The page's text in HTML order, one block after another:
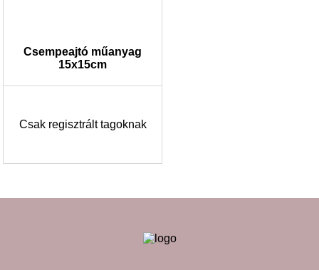
Csempeajtó műanyag
15x15cm
Csak regisztrált tagoknak